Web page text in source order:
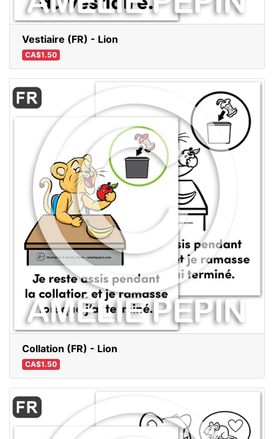
Vestiaire (FR) - Lion
CA$1.50
Collation (FR) - Lion
CA$1.50